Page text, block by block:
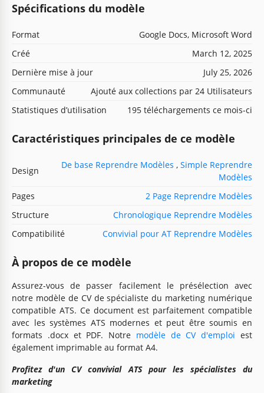
Spécifications du modèle
Format
Google Docs, Microsoft Word
Créé
March 12, 2025
Dernière mise à jour
July 25, 2026
Communauté
Ajouté aux collections par 24 Utilisateurs
Statistiques d’utilisation
195 téléchargements ce mois-ci
Caractéristiques principales de ce modèle
Design
De base Reprendre Modèles , Simple Reprendre
Modèles
Pages
2 Page Reprendre Modèles
Structure
Chronologique Reprendre Modèles
Compatibilité
Convivial pour AT Reprendre Modèles
À propos de ce modèle
Assurez-vous de passer facilement le présélection avec
notre modèle de CV de spécialiste du marketing numérique
compatible ATS. Ce document est parfaitement compatible
avec les systèmes ATS modernes et peut être soumis en
formats .docx et PDF. Notre modèle de CV d'emploi est
également imprimable au format A4.
Profitez d'un CV convivial ATS pour les spécialistes du
marketing